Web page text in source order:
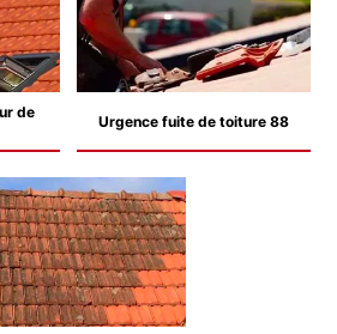
de
Urgence fuite de toiture 88